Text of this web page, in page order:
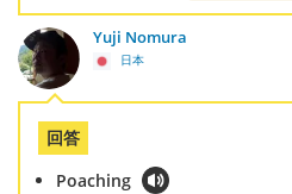
Yuji Nomura
日本
回答
Poaching